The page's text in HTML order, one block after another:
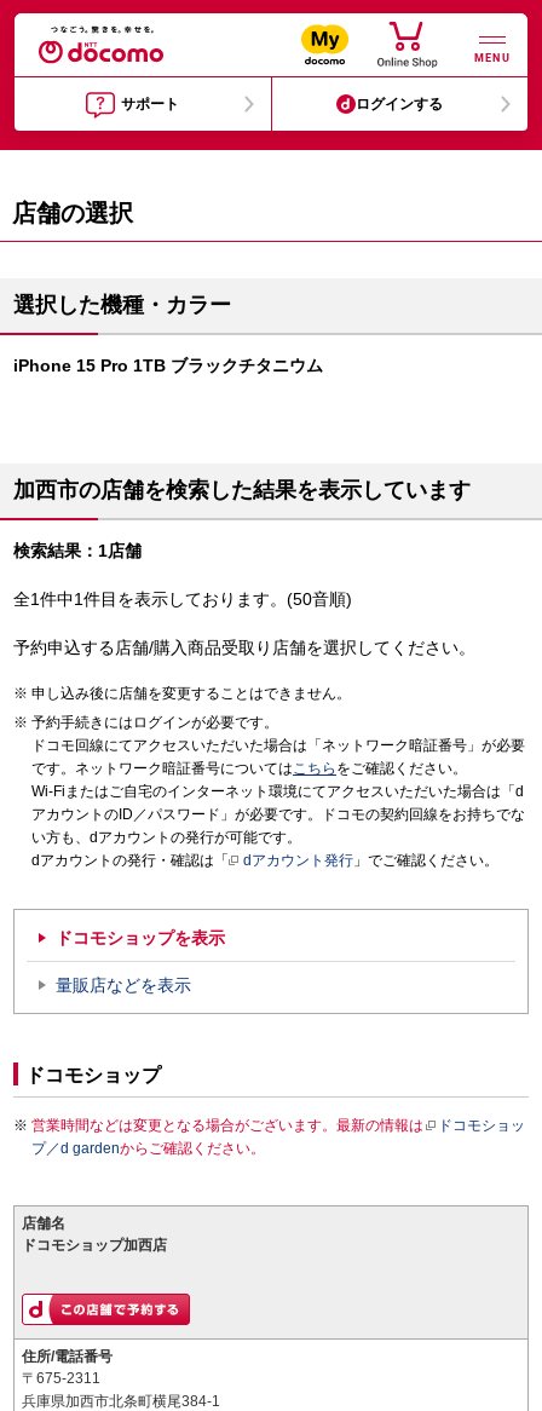
MENU
サポート ログインする
店舗の選択
選択した機種・カラー
iPhone 15 Pro 1TB ブラックチタニウム
加西市の店舗を検索した結果を表示しています
検索結果：1店舗
全1件中1件目を表示しております。(50音順)
予約申込する店舗/購入商品受取り店舗を選択してください。
申し込み後に店舗を変更することはできません。
予約手続きにはログインが必要です。
ドコモ回線にてアクセスいただいた場合は「ネットワーク暗証番号」が必要
です。ネットワーク暗証番号についてはこちら をご確認ください。
Wi-Fiまたはご自宅のインターネット環境にてアクセスいただいた場合は「d
アカウントのID／パスワード」が必要です。ドコモの契約回線をお持ちでな
い方も、dアカウントの発行が可能です。
dアカウントの発行・確認は「
dアカウント発行 」でご確認ください。
ドコモショップを表示
量販店などを表示
ドコモショップ
営業時間などは変更となる場合がございます。最新の情報は
ドコモショッ
プ／d gardenからご確認ください。
店舗名
ドコモショップ加西店
住所/電話番号
〒675-2311
兵庫県加西市北条町横尾384-1